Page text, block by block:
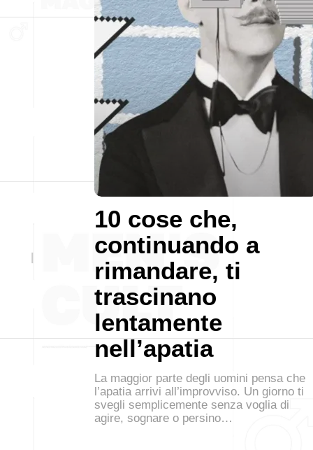
10 cose che,
continuando a
rimandare, ti
trascinano
lentamente
nell’apatia
La maggior parte degli uomini pensa che
l’apatia arrivi all’improvviso. Un giorno ti
svegli semplicemente senza voglia di
agire, sognare o persino…